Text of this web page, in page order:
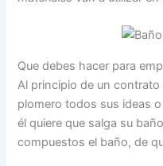
Que debes hacer para
Al principio de un
plomero todos sus ideas
él quiere que salga su
compuestos el baño, de